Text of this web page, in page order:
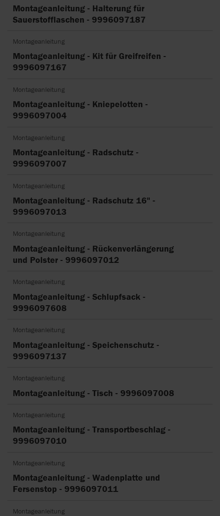
Montageanleitung - Halterung für
Sauerstofflaschen - 9996097187
Montageanleitung
Montageanleitung - Kit für Greifreifen -
9996097167
Montageanleitung
Montageanleitung - Kniepelotten -
9996097004
Montageanleitung
Montageanleitung - Radschutz -
9996097007
Montageanleitung
Montageanleitung - Radschutz 16" -
9996097013
Montageanleitung
Montageanleitung - Rückenverlängerung
und Polster - 9996097012
Montageanleitung
Montageanleitung - Schlupfsack -
9996097608
Montageanleitung
Montageanleitung - Speichenschutz -
9996097137
Montageanleitung
Montageanleitung - Tisch - 9996097008
Montageanleitung
Montageanleitung - Transportbeschlag -
9996097010
Montageanleitung
Montageanleitung - Wadenplatte und
Fersenstop - 9996097011
Montageanleitung